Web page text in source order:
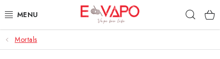
na
3D TISK
Mortals